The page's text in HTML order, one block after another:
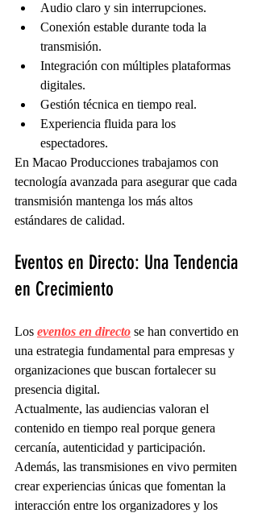
Audio claro y sin interrupciones.
Conexión estable durante toda la
transmisión.
Integración con múltiples plataformas
digitales.
Gestión técnica en tiempo real.
Experiencia fluida para los
espectadores.
En Macao Producciones trabajamos con
tecnología avanzada para asegurar que cada
transmisión mantenga los más altos
estándares de calidad.
Eventos en Directo: Una Tendencia
en Crecimiento
Los eventos en directo se han convertido en
una estrategia fundamental para empresas y
organizaciones que buscan fortalecer su
presencia digital.
Actualmente, las audiencias valoran el
contenido en tiempo real porque genera
cercanía, autenticidad y participación.
Además, las transmisiones en vivo permiten
crear experiencias únicas que fomentan la
interacción entre los organizadores y los